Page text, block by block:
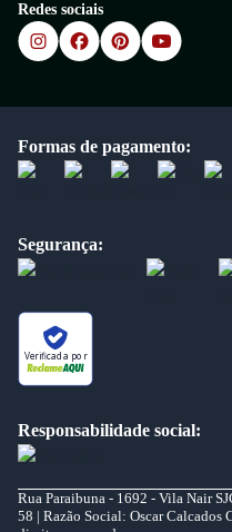
Redes sociais
Formas de pagamento:
Segurança:
Verificada por
Responsabilidade social:
Rua Paraibuna - 1692 - Vila Nair
58 | Razão Social: Oscar